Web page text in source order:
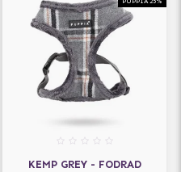
KEMP GREY - FODRAD